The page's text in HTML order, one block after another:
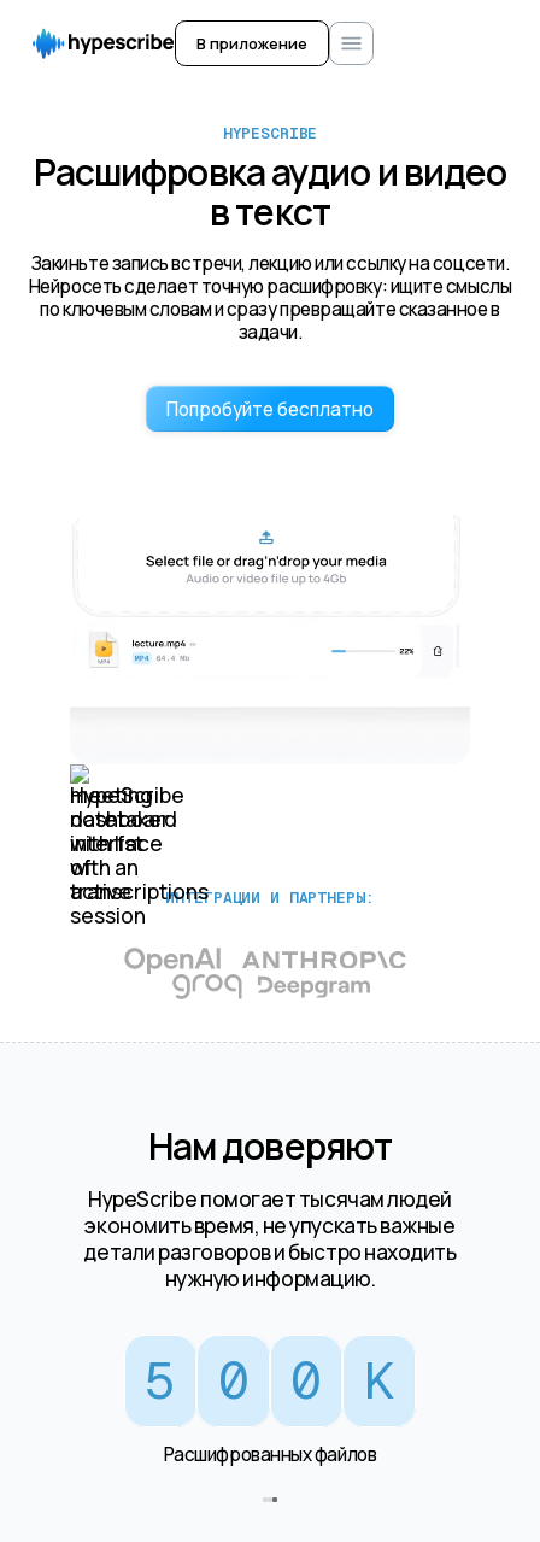
В приложение
HYPESCRIBE
Расшифровка аудио и видео
в текст
Закиньте запись встречи, лекцию или ссылку на соцсети.
Нейросеть сделает точную расшифровку: ищите смыслы
по ключевым словам и сразу превращайте сказанное в
задачи.
Попробуйте бесплатно
ИНТЕГРАЦИИ И ПАРТНЕРЫ:
Нам доверяют
HypeScribe помогает тысячам людей
экономить время, не упускать важные
детали разговоров и быстро находить
нужную информацию.
5 0 0 K
Расшифрованных файлов